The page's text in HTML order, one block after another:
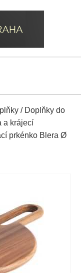
/ Doplňky do
a krájecí
prkénko Blera Ø